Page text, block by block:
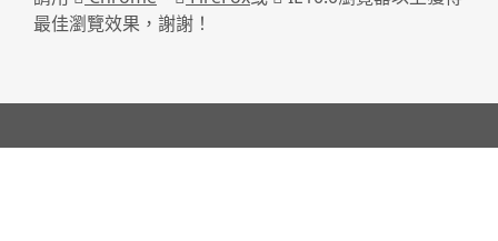
最佳瀏覽效果，謝謝！